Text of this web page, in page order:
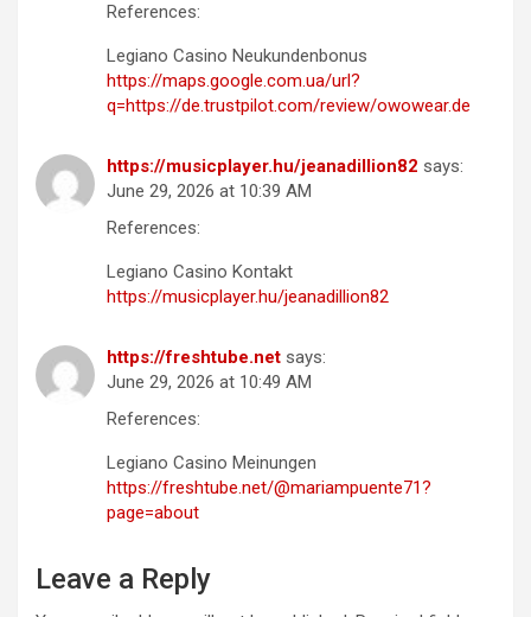
References:
Legiano Casino Neukundenbonus
https://maps.google.com.ua/url?
q=https://de.trustpilot.com/review/owowear.de
https://musicplayer.hu/jeanadillion82 says:
June 29, 2026 at 10:39 AM
References:
Legiano Casino Kontakt
https://musicplayer.hu/jeanadillion82
https://freshtube.net says:
June 29, 2026 at 10:49 AM
References:
Legiano Casino Meinungen
https://freshtube.net/@mariampuente71?
page=about
Leave a Reply